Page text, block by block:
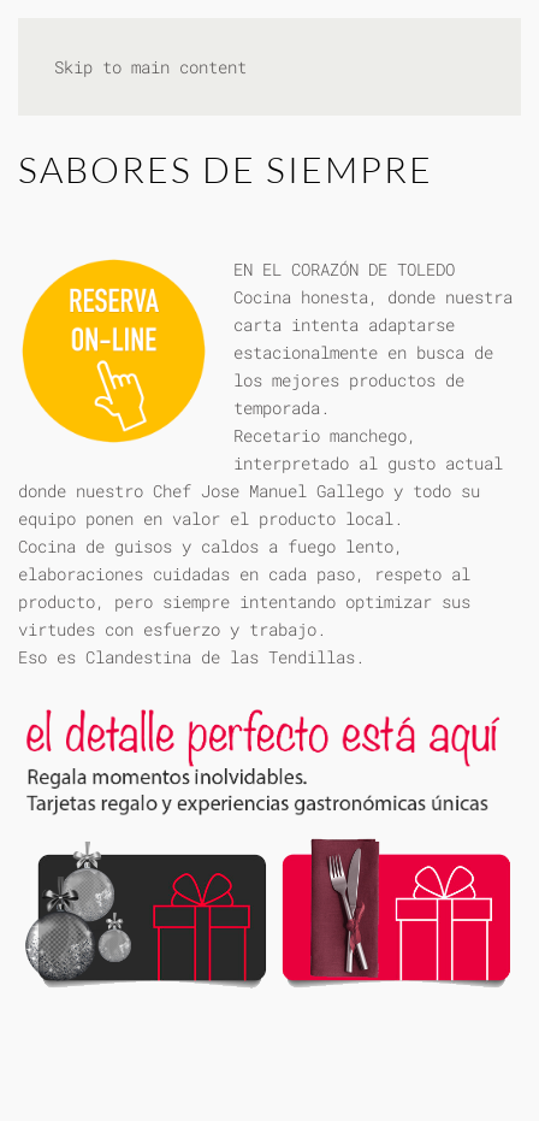
Skip to main content
SABORES DE SIEMPRE
EN EL CORAZÓN DE TOLEDO
Cocina honesta, donde nuestra
carta intenta adaptarse
estacionalmente en busca de
los mejores productos de
temporada.
Recetario manchego,
interpretado al gusto actual
donde nuestro Chef Jose Manuel Gallego y todo su
equipo ponen en valor el producto local.
Cocina de guisos y caldos a fuego lento,
elaboraciones cuidadas en cada paso, respeto al
producto, pero siempre intentando optimizar sus
virtudes con esfuerzo y trabajo.
Eso es Clandestina de las Tendillas.